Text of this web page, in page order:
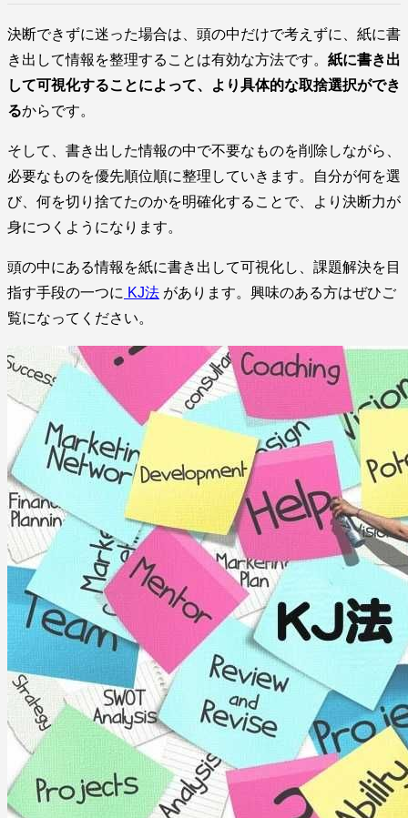
決断できずに迷った場合は、頭の中だけで考えずに、紙に書
き出して情報を整理することは有効な方法です。 紙に書き出
して可視化することによって、より具体的な取捨選択ができ
るからです。
そして、書き出した情報の中で不要なものを削除しながら、
必要なものを優先順位順に整理していきます。自分が何を選
び、何を切り捨てたのかを明確化することで、より決断力が
身につくようになります。
頭の中にある情報を紙に書き出して可視化し、課題解決を目
指す手段の一つに KJ法 があります。興味のある方はぜひご
覧になってください。